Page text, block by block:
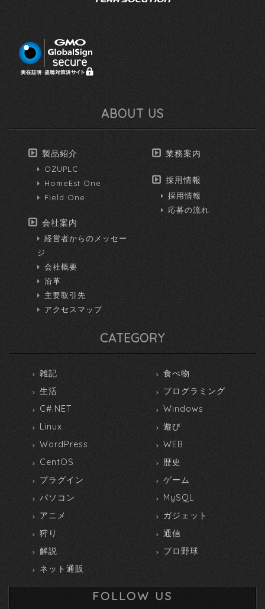
ABOUT US
製品紹介
OZUPLC
HomeEst One
Field One
会社案内
経営者からのメッセー
ジ
会社概要
沿革
主要取引先
アクセスマップ
業務案内
採用情報
採用情報
応募の流れ
CATEGORY
雑記
食べ物
生活
プログラミング
C#.NET
Windows
Linux
遊び
WordPress
WEB
CentOS
歴史
プラグイン
ゲーム
パソコン
MySQL
アニメ
ガジェット
狩り
通信
解説
プロ野球
ネット通販
FOLLOW US